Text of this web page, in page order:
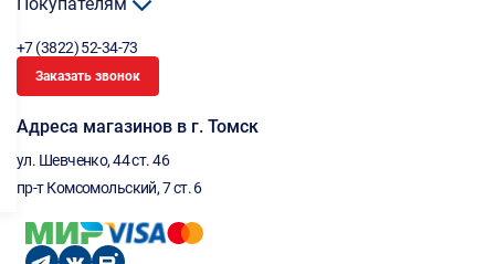
+7 (3822) 52-34-73
Заказать звонок
Адреса магазинов в г. Томск
ул. Шевченко, 44 ст. 46
пр-т Комсомольский, 7 ст. 6